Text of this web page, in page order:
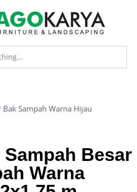
Sampah Warna Hijau
Besar
Warna